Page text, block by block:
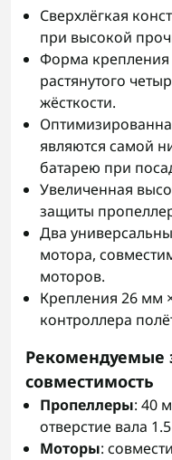
Сверхлёгкая
при высокой
Форма крепления
растянутого
жёсткости.
являются самой
батарею при
Увеличенная
защиты
Два
мотора,
моторов.
Крепления 26 мм
контроллера
Рекомендуемые
совместимость
Пропеллеры: 40
отверстие вала
Моторы: